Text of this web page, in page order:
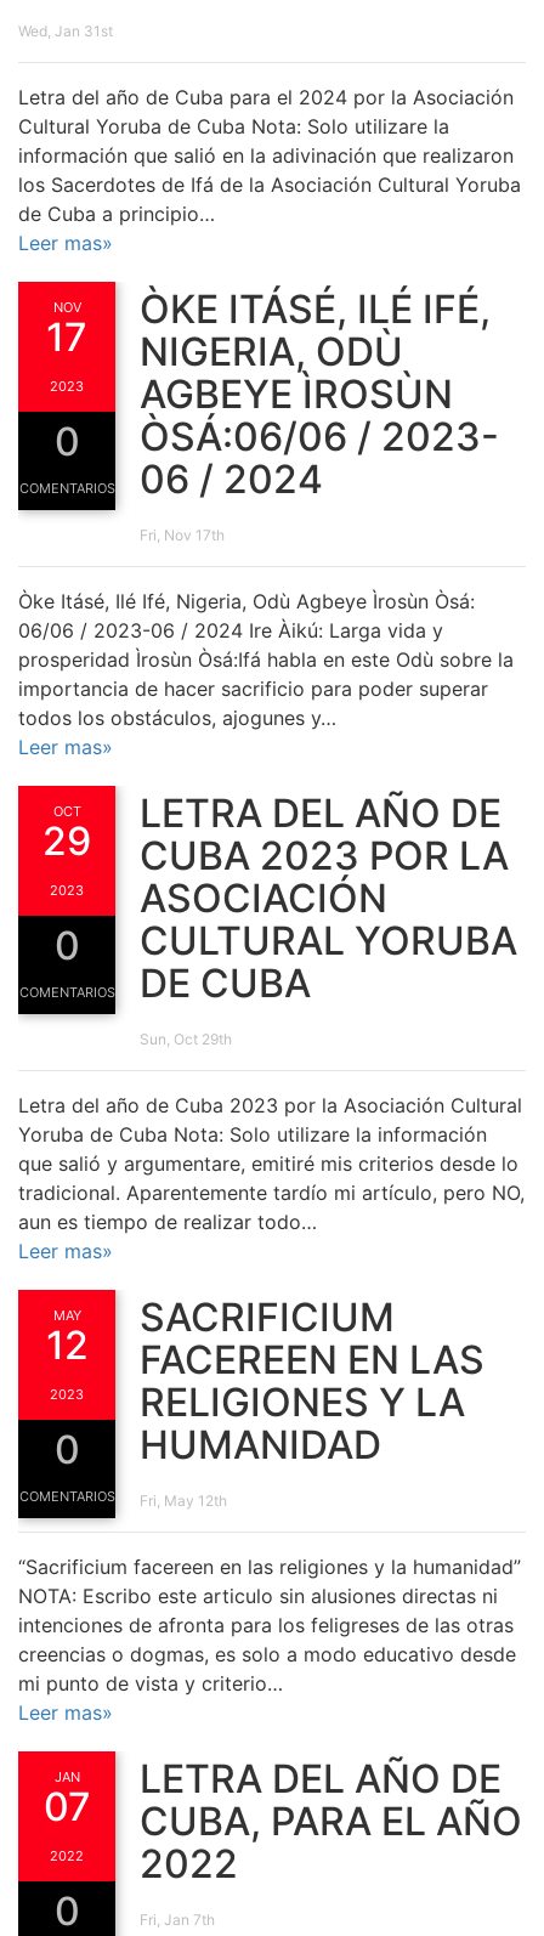
Wed, Jan 31st
Letra del año de Cuba para el 2024 por la Asociación
Cultural Yoruba de Cuba Nota: Solo utilizare la
información que salió en la adivinación que realizaron
los Sacerdotes de Ifá de la Asociación Cultural Yoruba
de Cuba a principio…
Leer mas»
NOV
17
2023
0
COMENTARIOS
ÒKE ITÁSÉ, ILÉ IFÉ,
NIGERIA, ODÙ
AGBEYE ÌROSÙN
ÒSÁ:06/06 / 2023-
06 / 2024
Fri, Nov 17th
Òke Itásé, Ilé Ifé, Nigeria, Odù Agbeye Ìrosùn Òsá:
06/06 / 2023-06 / 2024 Ire Àikú: Larga vida y
prosperidad Ìrosùn Òsá:Ifá habla en este Odù sobre la
importancia de hacer sacrificio para poder superar
todos los obstáculos, ajogunes y…
Leer mas»
OCT
29
2023
0
COMENTARIOS
LETRA DEL AÑO DE
CUBA 2023 POR LA
ASOCIACIÓN
CULTURAL YORUBA
DE CUBA
Sun, Oct 29th
Letra del año de Cuba 2023 por la Asociación Cultural
Yoruba de Cuba Nota: Solo utilizare la información
que salió y argumentare, emitiré mis criterios desde lo
tradicional. Aparentemente tardío mi artículo, pero NO,
aun es tiempo de realizar todo…
Leer mas»
MAY
12
2023
0
COMENTARIOS
SACRIFICIUM
FACEREEN EN LAS
RELIGIONES Y LA
HUMANIDAD
Fri, May 12th
“Sacrificium facereen en las religiones y la humanidad”
NOTA: Escribo este articulo sin alusiones directas ni
intenciones de afronta para los feligreses de las otras
creencias o dogmas, es solo a modo educativo desde
mi punto de vista y criterio…
Leer mas»
JAN
07
2022
0
LETRA DEL AÑO DE
CUBA, PARA EL AÑO
2022
Fri, Jan 7th